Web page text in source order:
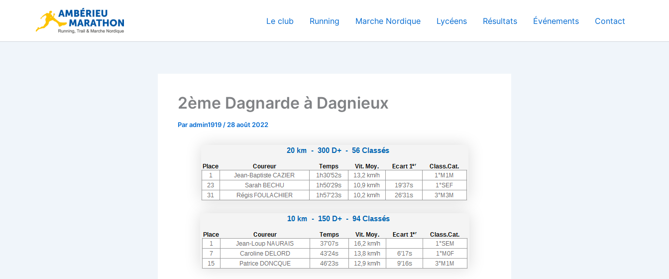
Le club Running Marche Nordique Lycéens Résultats Événements Contact
2ème Dagnarde à Dagnieux
Paradmin1919 / 28 août 2022